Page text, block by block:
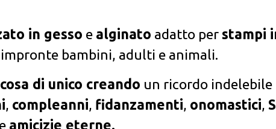
in gesso e alginato adatto per stampi
bambini, adulti e animali.
di unico creando un ricordo indelebile
, compleanni, fidanzamenti, onomastici,
e amicizie eterne.